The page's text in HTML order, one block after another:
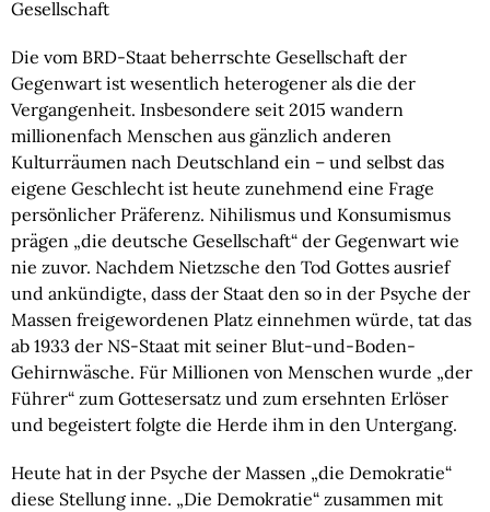
Gesellschaft
Die vom BRD-Staat beherrschte Gesellschaft der
Gegenwart ist wesentlich heterogener als die der
Vergangenheit. Insbesondere seit 2015 wandern
millionenfach Menschen aus gänzlich anderen
Kulturräumen nach Deutschland ein – und selbst das
eigene Geschlecht ist heute zunehmend eine Frage
persönlicher Präferenz. Nihilismus und Konsumismus
prägen „die deutsche Gesellschaft“ der Gegenwart wie
nie zuvor. Nachdem Nietzsche den Tod Gottes ausrief
und ankündigte, dass der Staat den so in der Psyche der
Massen freigewordenen Platz einnehmen würde, tat das
ab 1933 der NS-Staat mit seiner Blut-und-Boden-
Gehirnwäsche. Für Millionen von Menschen wurde „der
Führer“ zum Gottesersatz und zum ersehnten Erlöser
und begeistert folgte die Herde ihm in den Untergang.
Heute hat in der Psyche der Massen „die Demokratie“
diese Stellung inne. „Die Demokratie“ zusammen mit